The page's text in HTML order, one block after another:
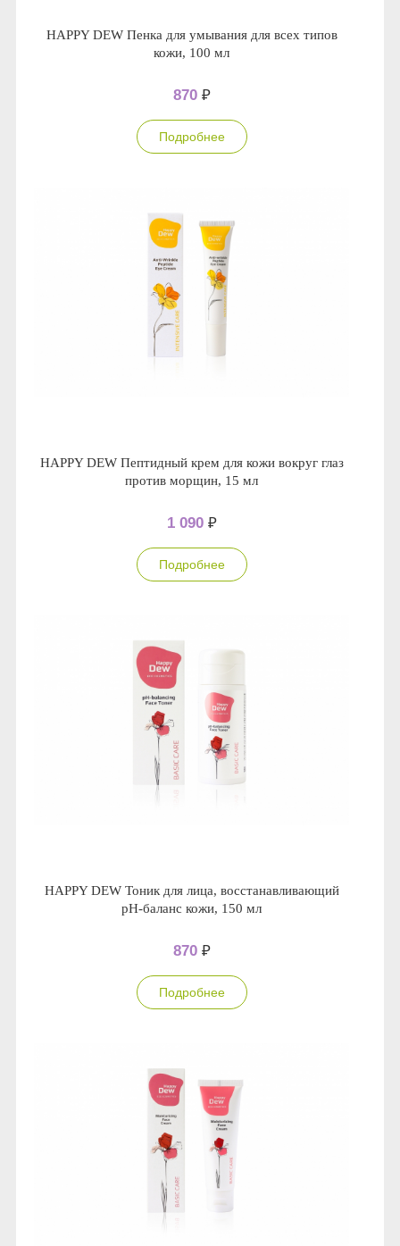
HAPPY DEW Пенка для умывания для всех типов
кожи, 100 мл
870 ₽
Подробнее
HAPPY DEW Пептидный крем для кожи вокруг глаз
против морщин, 15 мл
1 090 ₽
Подробнее
HAPPY DEW Тоник для лица, восстанавливающий
pH-баланс кожи, 150 мл
870 ₽
Подробнее